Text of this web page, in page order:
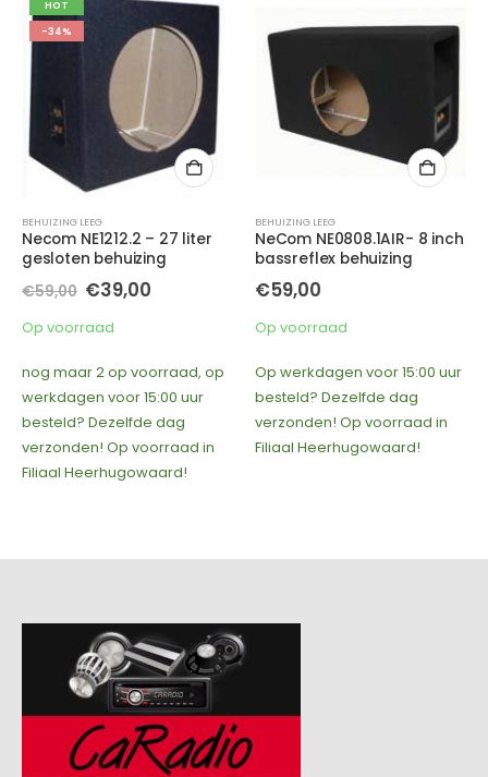
– 27 liter
Huidige
prijs
is:
€39,00.
op
uur
dag
in
NeCom NE0808.1AIR- 8 inch
bassreflex behuizing
€59,00
Op werkdagen voor 15:00 uur
besteld? Dezelfde dag
verzonden! Op voorraad in
Filiaal Heerhugowaard!
C1015 -10 inch
behuizing –
nog maar 1 op
werkdagen voor
besteld?